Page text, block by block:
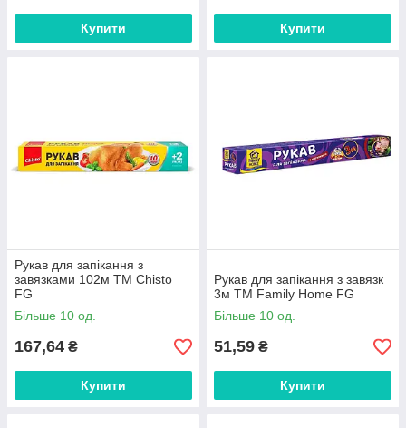
Купити Купити
Рукав для запікання з
завязками 102м ТМ Chisto
FG
Більше 10 од.
167,64 ₴
Купити
Рукав для запікання з завязк
3м ТМ Family Home FG
Більше 10 од.
51,59 ₴
Купити